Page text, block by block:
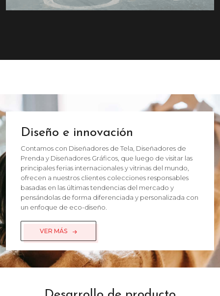
Diseño e innovación
Contamos con Diseñadores de Tela, Diseñadores de
Prenda y Diseñadores Gráficos, que luego de visitar las
principales ferias internacionales y vitrinas del mundo,
ofrecen a nuestros clientes colecciones responsables
basadas en las últimas tendencias del mercado y
pensándolas de forma diferenciada y personalizada con
un enfoque de eco-diseño.
VER MÁS